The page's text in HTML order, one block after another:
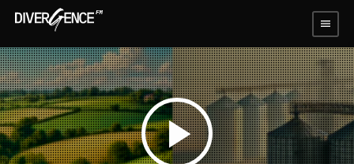
menu
play_arrow